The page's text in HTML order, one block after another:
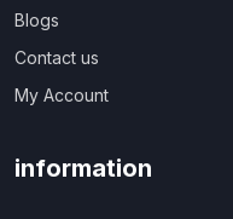
Blogs
Contact us
My Account
information